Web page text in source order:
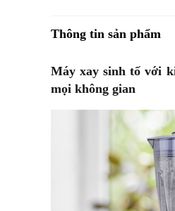
Thông tin sản phẩm
Máy xay sinh tố với
mọi không gian